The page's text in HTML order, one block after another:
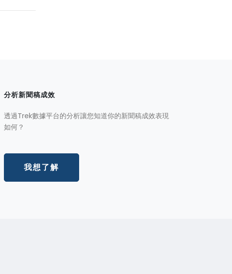
分析新聞稿成效
透過Trek數據平台的分析讓您知道你的新聞稿成效表現
如何？
我想了解